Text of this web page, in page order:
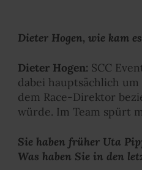
Dieter Hogen, wie kam
Dieter Hogen: SCC
dabei hauptsächlich
dem Race-Direktor
würde. Im Team spürt
Sie haben früher Uta
Was haben Sie in den